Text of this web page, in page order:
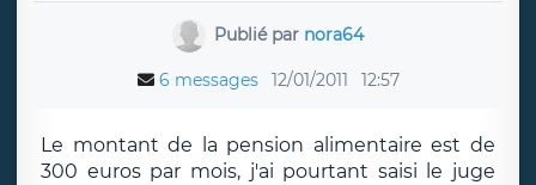
Publié par nora64
6 messages 12/01/2011 12:57
Le montant de la pension alimentaire est de
300 euros par mois, j'ai pourtant saisi le juge